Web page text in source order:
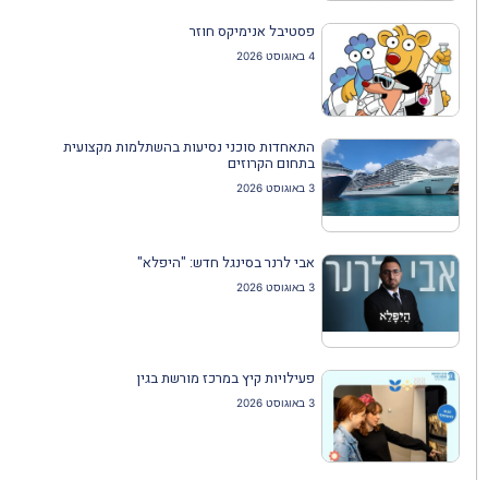
פסטיבל אנימיקס חוזר
4 באוגוסט 2026
התאחדות סוכני נסיעות בהשתלמות מקצועית
בתחום הקרוזים
3 באוגוסט 2026
אבי לרנר בסינגל חדש: "היפלא"
3 באוגוסט 2026
פעילויות קיץ במרכז מורשת בגין
3 באוגוסט 2026